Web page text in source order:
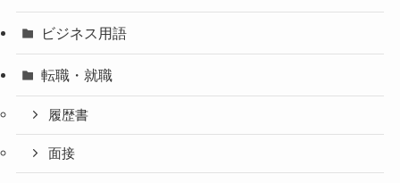
ビジネス用語
転職・就職
履歴書
面接